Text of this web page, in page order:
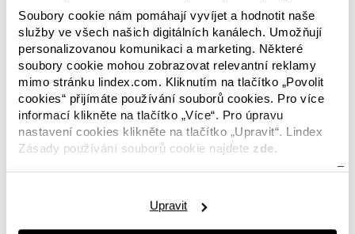
Soubory cookie nám pomáhají vyvíjet a hodnotit naše
služby ve všech našich digitálních kanálech. Umožňují
personalizovanou komunikaci a marketing. Některé
soubory cookie mohou zobrazovat relevantní reklamy
mimo stránku lindex.com. Kliknutím na tlačítko „Povolit
cookies“ přijímáte používání souborů cookies. Pro více
informací klikněte na tlačítko „Více“. Pro úpravu
nastavení cookies klikněte na tlačítko „Upravit“. Lindex
Zásady používání souborů cookie najdete zde.
Upravit
řetězci.
Analýza našich dopadů na klima však
ukazuje, že přibližně pětina celkové uhlíkové stopy
společnosti Lindex leží v uživatelské fázi - u našich
zákazníků. Jinými slovy: rozhodnutí, která uděláte,
jsou opravdu důležitá.
Rozhodnutí je na vás
a je jen na vás, abyste se rozhodli, co vám